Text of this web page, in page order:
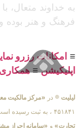
به خداوند متعال،
فرهنگ و هنر بوده
≡ امکانات رزرو
اپلیکیشن≡همکاری
لیلیت ® در «مرکز مالکیت
۴۵۱۸۴۱ ، به ثبت رسیده است و در
تجارت» و «سامانه احراز